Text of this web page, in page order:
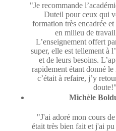
"Je recommande
Duteil pour ceux qui
formation très encadrée
en milieu de
L’enseignement offert
super, elle est tellement à
et de leurs besoins.
rapidement étant donné le
c’était à refaire, j’y
doute!"
Michèle
"J'ai adoré mon cours
était très bien fait et j'ai